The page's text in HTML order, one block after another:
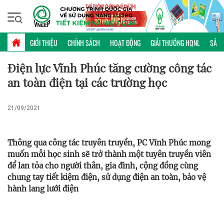
GIỚI THIỆU CHÍNH SÁCH HOẠT ĐỘNG GIẢI THƯỞNG HQNL SẢN
Thứ bảy, 08/08/2026 | 00:58 GMT+7
ĐIỂN HÌNH
Điện lực Vĩnh Phúc tăng cường công tác
an toàn điện tại các trường học
21/09/2021
Thông qua công tác truyên truyền, PC Vĩnh Phúc mong
muốn mỗi học sinh sẽ trở thành một tuyên truyền viên
để lan tỏa cho người thân, gia đình, cộng đồng cùng
chung tay tiết kiệm điện, sử dụng điện an toàn, bảo vệ
hành lang lưới điện